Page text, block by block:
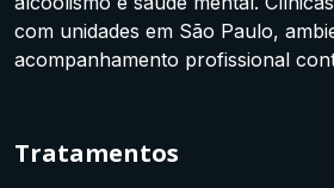
com unidades em São Paulo,
acompanhamento profissional
Tratamentos